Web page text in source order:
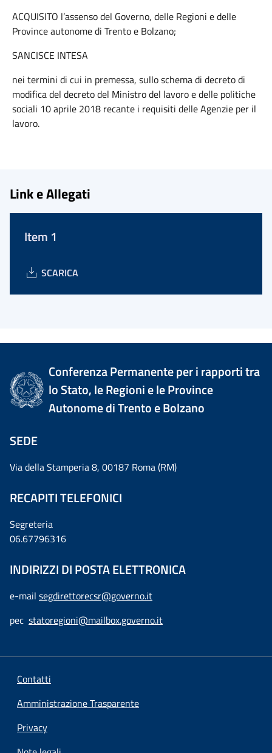
ACQUISITO l’assenso del Governo, delle Regioni e delle
Province autonome di Trento e Bolzano;
SANCISCE INTESA
nei termini di cui in premessa, sullo schema di decreto di
modifica del decreto del Ministro del lavoro e delle politiche
sociali 10 aprile 2018 recante i requisiti delle Agenzie per il
lavoro.
Link e Allegati
Item 1
SCARICA
Conferenza Permanente per i rapporti tra
lo Stato, le Regioni e le Province
Autonome di Trento e Bolzano
SEDE
Via della Stamperia 8, 00187 Roma (RM)
RECAPITI TELEFONICI
Segreteria
06.67796316
INDIRIZZI DI POSTA ELETTRONICA
e-mail segdirettorecsr@governo.it
pec statoregioni@mailbox.governo.it
Contatti
Amministrazione Trasparente
Privacy